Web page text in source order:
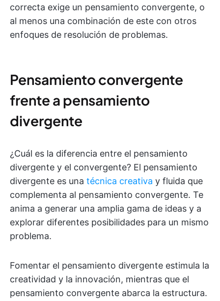
correcta exige un pensamiento convergente, o
al menos una combinación de este con otros
enfoques de resolución de problemas.
Pensamiento convergente
frente a pensamiento
divergente
¿Cuál es la diferencia entre el pensamiento
divergente y el convergente? El pensamiento
divergente es una técnica creativa y fluida que
complementa al pensamiento convergente. Te
anima a generar una amplia gama de ideas y a
explorar diferentes posibilidades para un mismo
problema.
Fomentar el pensamiento divergente estimula la
creatividad y la innovación, mientras que el
pensamiento convergente abarca la estructura.